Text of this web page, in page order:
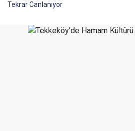
Tekrar Canlanıyor